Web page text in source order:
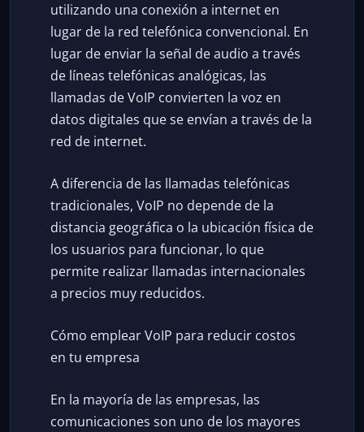
utilizando una conexión a internet en
lugar de la red telefónica convencional. En
lugar de enviar la señal de audio a través
de líneas telefónicas analógicas, las
llamadas de VoIP convierten la voz en
datos digitales que se envían a través de la
red de internet.
A diferencia de las llamadas telefónicas
tradicionales, VoIP no depende de la
distancia geográfica o la ubicación física de
los usuarios para funcionar, lo que
permite realizar llamadas internacionales
a precios muy reducidos.
Cómo emplear VoIP para reducir costos
en tu empresa
En la mayoría de las empresas, las
comunicaciones son uno de los mayores